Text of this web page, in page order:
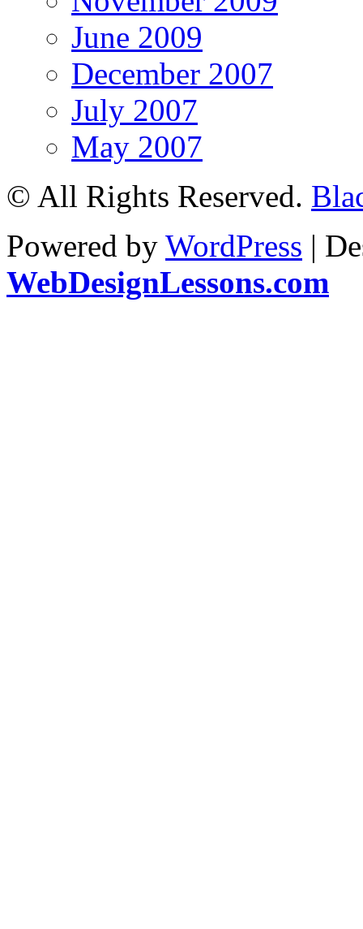
June 2009
December 2007
July 2007
May 2007
© All Rights Reserved.
Powered by WordPress |
WebDesignLessons.com